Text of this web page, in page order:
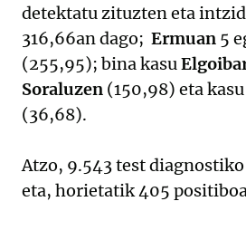
detektatu zituzten eta
316,66an dago; Ermuan 5
(255,95); bina kasu
Soraluzen (150,98) eta
(36,68).
Atzo, 9.543 test
eta, horietatik 405